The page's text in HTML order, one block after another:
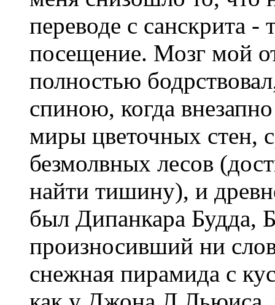
переводе с санскрита -
посещение. Мозг мой
полностью
спиною, когда
миры цветочных
безмолвных лесов
найти тишину), и
был Дипанкара Будда,
произносивший ни
снежная пирамида с